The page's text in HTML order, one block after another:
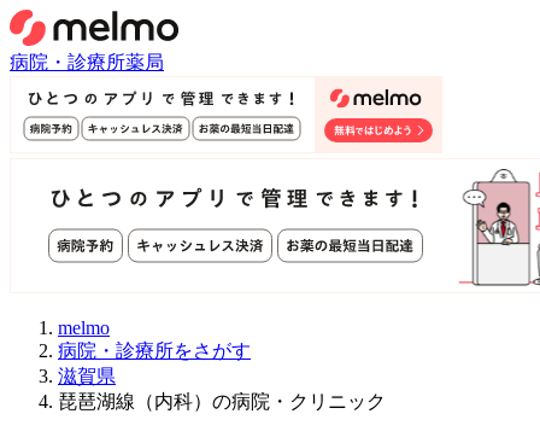
病院・診療所薬局
melmo
病院・診療所をさがす
滋賀県
琵琶湖線（内科）の病院・クリニック